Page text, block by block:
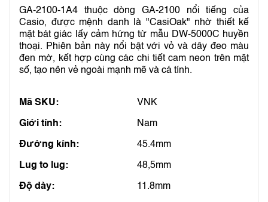
GA-2100-1A4 thuộc dòng GA-2100 nổi tiếng của
Casio, được mệnh danh là "CasiOak" nhờ thiết kế
mặt bát giác lấy cảm hứng từ mẫu DW-5000C huyền
thoại. Phiên bản này nổi bật với vỏ và dây đeo màu
đen mờ, kết hợp cùng các chi tiết cam neon trên mặt
số, tạo nên vẻ ngoài mạnh mẽ và cá tính.
Mã SKU: VNK
Giới tính: Nam
Đường kính: 45.4mm
Lug to lug: 48,5mm
Độ dày: 11.8mm